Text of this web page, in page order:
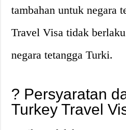
tambahan untuk negara
Travel Visa tidak
negara tetangga Turki.
? Persyaratan
Turkey Travel